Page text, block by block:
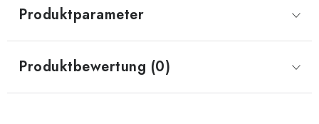
Produktparameter
Produktbewertung (0)